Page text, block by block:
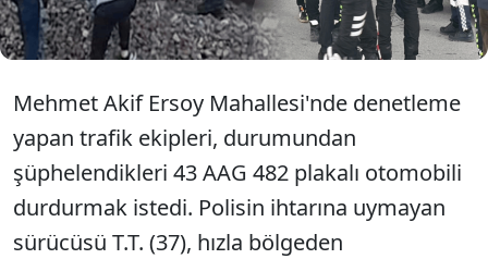
Mehmet Akif Ersoy Mahallesi'nde denetleme
yapan trafik ekipleri, durumundan
şüphelendikleri 43 AAG 482 plakalı otomobili
durdurmak istedi. Polisin ihtarına uymayan
sürücüsü T.T. (37), hızla bölgeden